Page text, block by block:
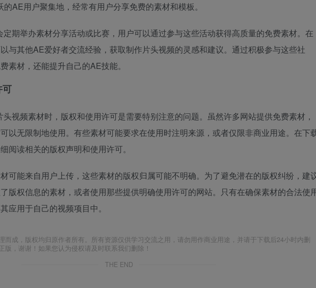
AE用户聚集地，经常有用户分享免费的素材和模板。
期举办素材分享活动或比赛，用户可以通过参与这些活动获得高质量的免费素材。在
与其他AE爱好者交流经验，获取制作片头视频的灵感和建议。通过积极参与这些社
素材，还能提升自己的AE技能。
可
视频素材时，版权和使用许可是需要特别注意的问题。虽然许多网站提供免费素材，
以无限制地使用。有些素材可能要求在使用时注明来源，或者仅限非商业用途。在下
阅读相关的版权声明和使用许可。
可能来自用户上传，这些素材的版权归属可能不明确。为了避免潜在的版权纠纷，建
版权信息的素材，或者使用那些提供明确使用许可的网站。只有在确保素材的合法使
应用于自己的视频项目中。
而成，版权均归原作者所有。所有资源仅供学习交流之用，请勿用作商业用途，并请于下载后24小时内删
版，谢谢！如果您认为侵权请及时联系我们删除！
THE END